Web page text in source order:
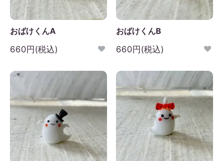
おばけくんA
660円(税込)
おばけくんB
660円(税込)